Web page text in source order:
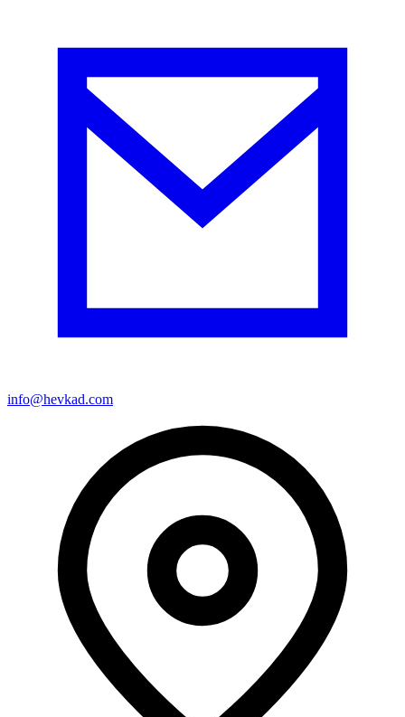
info@hevkad.com